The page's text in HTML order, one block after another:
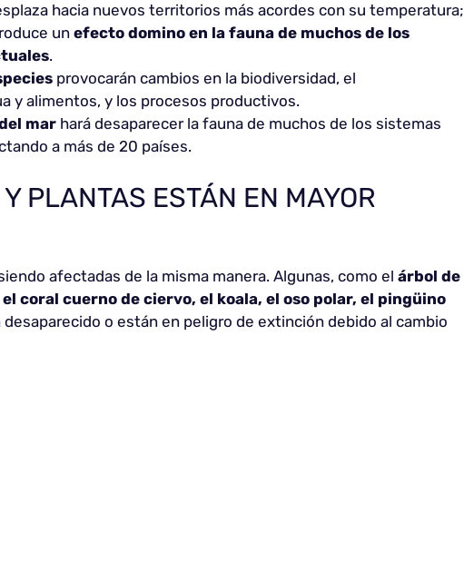
hacia nuevos territorios más acordes con su temperatura;
un efecto domino en la fauna de muchos de los
.
provocarán cambios en la biodiversidad, el
y alimentos, y los procesos productivos.
mar hará desaparecer la fauna de muchos de los sistemas
a más de 20 países.
PLANTAS ESTÁN EN MAYOR
afectadas de la misma manera. Algunas, como el árbol de
coral cuerno de ciervo, el koala, el oso polar, el pingüino
desaparecido o están en peligro de extinción debido al cambio